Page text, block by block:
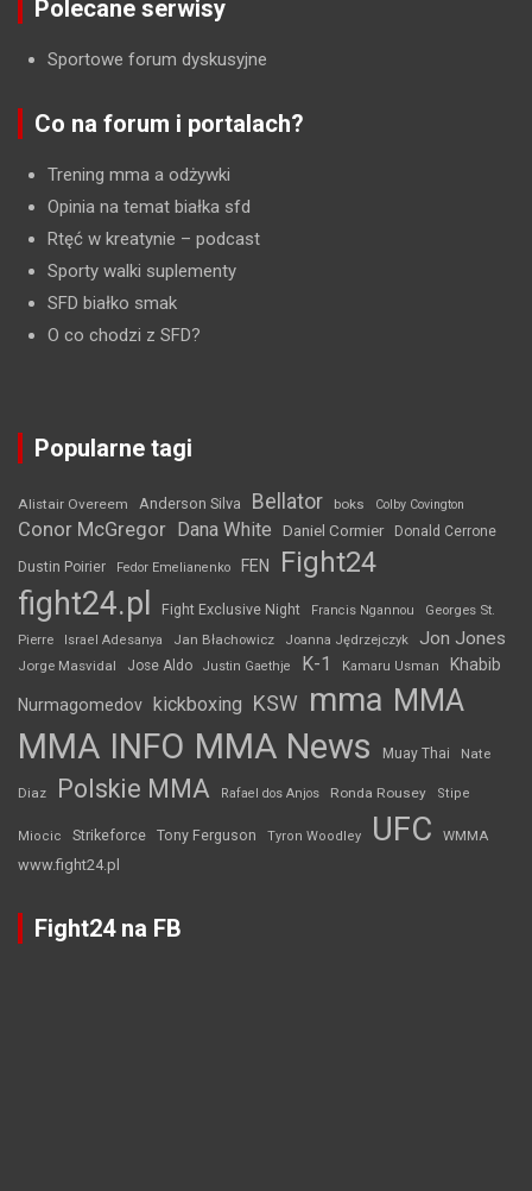
Polecane serwisy
Sportowe forum dyskusyjne
Co na forum i portalach?
Trening mma a odżywki
Opinia na temat białka sfd
Rtęć w kreatynie – podcast
Sporty walki suplementy
SFD białko smak
O co chodzi z SFD?
Popularne tagi
Alistair Overeem Anderson Silva Bellator boks Colby Covington
Conor McGregor Dana White Daniel Cormier Donald Cerrone
Dustin Poirier Fedor Emelianenko FEN Fight24
fight24.pl Fight Exclusive Night Francis Ngannou
Georges St.
Pierre
Israel Adesanya Jan Błachowicz Joanna Jędrzejczyk Jon Jones
Jorge Masvidal Jose Aldo Justin Gaethje K-1 Kamaru Usman Khabib
Nurmagomedov kickboxing KSW mma MMA
MMA INFO MMA News Muay Thai Nate
Diaz Polskie MMA Rafael dos Anjos Ronda Rousey Stipe
Miocic Strikeforce Tony Ferguson Tyron Woodley UFC WMMA
www.fight24.pl
Fight24 na FB